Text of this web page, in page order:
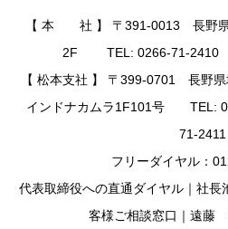
【 本 社 】 〒391-0013 長野県
2F TEL: 0266-71-2410
【 松本支社 】 〒399-0701 長野
インドナカムラ1F101号 TEL:
71-2411
フリーダイヤル：
代表取締役への直通ダイヤル｜
客様ご相談窓口｜遠藤